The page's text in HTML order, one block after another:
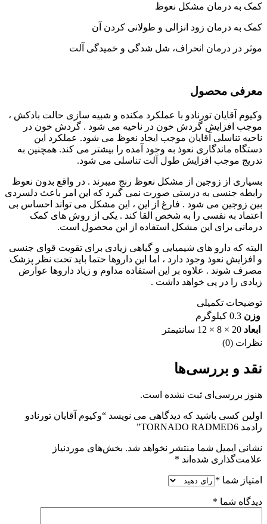
کمک به درمان مشکل نعوظ
کمک به درمان زود انزالی و طولانی کردن آن
موثر در درمان انحراف، شل شدگی و خمیدگی آلت
معرفی محصول
وکیوم آقایان تورنادو با عملکرد مکنده و شبیه سازی حالت بادکش ،
موجب افزایش گردش خون در ناحیه می شود . گردش خون در
ناحیه تناسلی آقایان موجب ایجاد نعوظ می شود. عملکرد این
دستگاه ماندگاری نعوذ به وجود آمده را بیشتر می کند. همچنین به
تدریج موجب افزایش طول آلت تناسلی می شود.
بسیاری از زوجین از مشکل نعوظ رنج میبرند . در واقع بدون نعوظ
رابطه جنسی به درستی صورت نمی گیرد که این امر باعث دلسردی
بین زوجین می شود . فارغ از این ، این مشکل می تواند احساس بی
اعتماد به نفسی را به شخص القا کند . یکی از روش های کمک
درمانی برای این مشکل استفاده از این محصول است.
البته که دارو های شیمیایی و گیاهی زیادی برای تقویت قوای جنسی
و افزایش نعوذ وجود دارد ، اما این داروها حتما باید تحت نظر پزشک
مصرف شوند . علاوه بر این استفاده مداوم و زیاد داروها عوارض
زیادی را در پی خواهد داشت .
توضیحات تکمیلی
وزن 0.3 کیلوگرم
ابعاد 20 × 8 × 12 سانتیمتر
نظرات (0)
نقد و بررسی‌ها
هنوز بررسی‌ای ثبت نشده است.
اولین کسی باشید که دیدگاهی می نویسد “وکیوم آقایان تورنادو
رادمد TORNADO RADMED6”
نشانی ایمیل شما منتشر نخواهد شد. بخش‌های موردنیاز
علامت‌گذاری شده‌اند *
امتیاز شما *
دیدگاه شما *